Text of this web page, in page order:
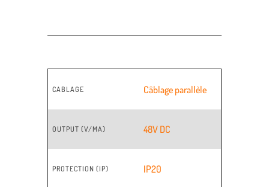
CABLAGE Câblage parallèle
OUTPUT (V/MA) 48V DC
PROTECTION (IP) IP20